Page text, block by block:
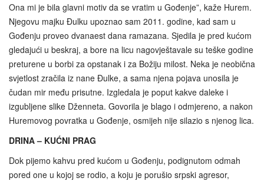
Ona mi je bila glavni motiv da se vratim u Gođenje”, kaže Hurem.
Njegovu majku Đulku upoznao sam 2011. godine, kad sam u
Gođenju proveo dvanaest dana ramazana. Sjedila je pred kućom
gledajući u beskraj, a bore na licu nagovještavale su teške godine
preturene u borbi za opstanak i za Božiju milost. Neka je neobična
svjetlost zračila iz nane Đulke, a sama njena pojava unosila je
čudan mir među prisutne. Izgledala je poput kakve daleke i
izgubljene slike Dženneta. Govorila je blago i odmjereno, a nakon
Huremovog povratka u Gođenje, osmijeh nije silazio s njenog lica.
DRINA – KUĆNI PRAG
Dok pijemo kahvu pred kućom u Gođenju, podignutom odmah
pored one u kojoj se rodio, a koju je porušio srpski agresor,